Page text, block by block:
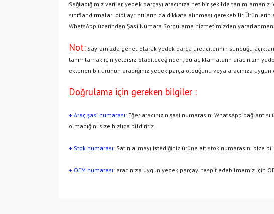
Sağladığımız veriler, yedek parçayı aracınıza net bir şekilde
sınıflandırmaları gibi ayrıntıların da dikkate alınması gerekebilir.
WhatsApp üzerinden Şasi Numara Sorgulama hizmetimizden
Not: Sayfamızda genel olarak yedek parça üreticilerinin sunduğu
tanımlamak için yetersiz olabileceğinden, bu açıklamaların aracınızın
eklenen bir ürünün aradığınız yedek parça olduğunu veya aracınıza
Doğrulama için gereken bilgiler :
+ Araç şasi numarası: Eğer aracınızın şasi numarasını WhatsApp
olmadığını size hızlıca bildiririz.
+ Stok numarası: Satın almayı istediğiniz ürüne ait stok numarasını
+ OEM numarası: aracınıza uygun yedek parçayı tespit edebilmemiz için